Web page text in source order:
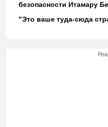
безопасности Итамару
"Это ваше туда-сюда